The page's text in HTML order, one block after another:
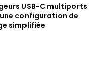
USB-C multiports
configuration de
simplifiée